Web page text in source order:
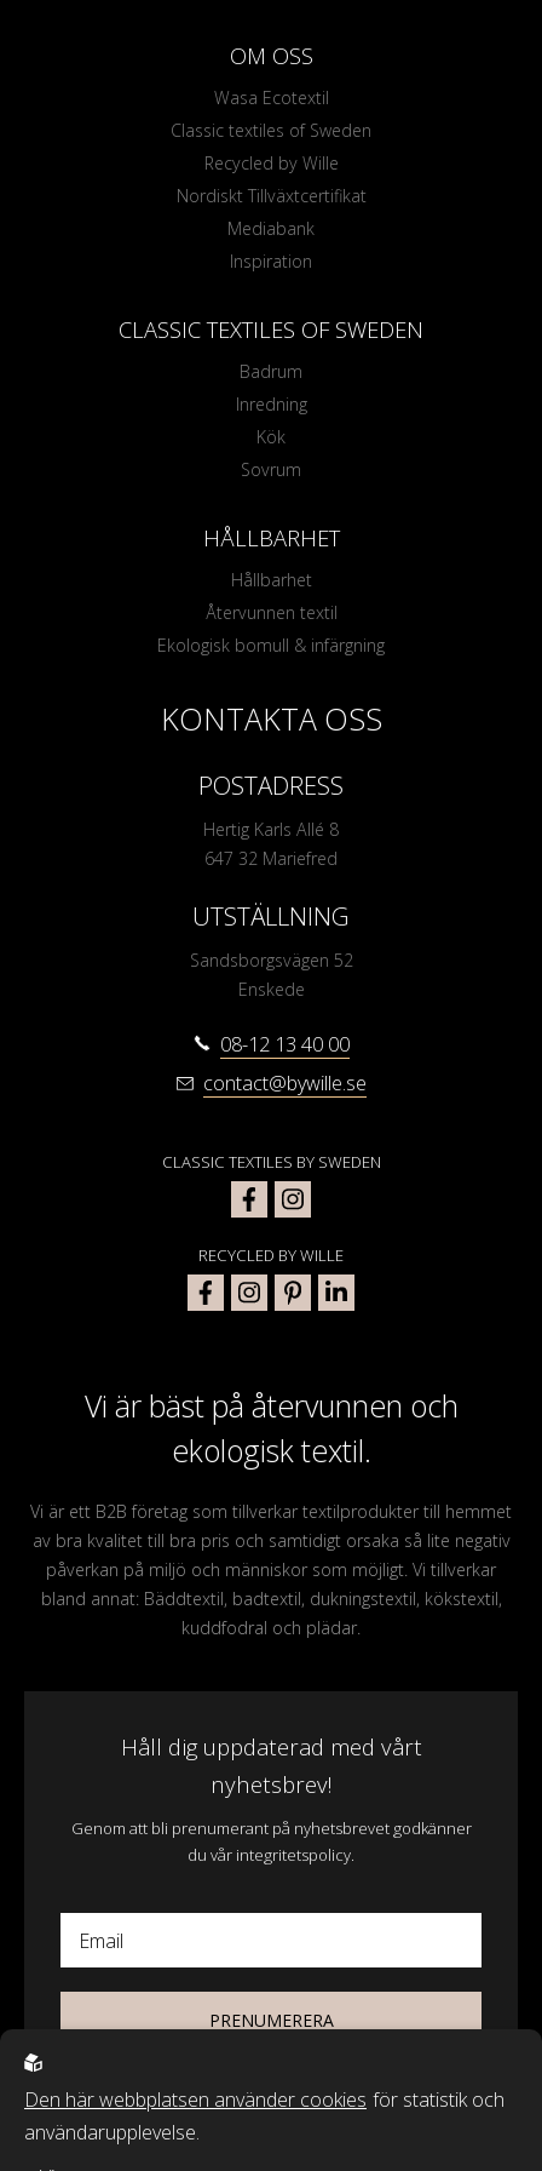
OM OSS
Wasa Ecotextil
Classic textiles of Sweden
Recycled by Wille
Nordiskt Tillväxtcertifikat
Mediabank
Inspiration
CLASSIC TEXTILES OF SWEDEN
Badrum
Inredning
Kök
Sovrum
HÅLLBARHET
Hållbarhet
Återvunnen textil
Ekologisk bomull & infärgning
Vi är bäst på återvunnen och
ekologisk textil.
Vi är ett B2B företag som tillverkar textilprodukter till hemmet
av bra kvalitet till bra pris och samtidigt orsaka så lite negativ
påverkan på miljö och människor som möjligt. Vi tillverkar
bland annat: Bäddtextil, badtextil, dukningstextil, kökstextil,
kuddfodral och plädar.
Håll dig uppdaterad med vårt
nyhetsbrev!
Genom att bli prenumerant på nyhetsbrevet godkänner
du vår integritetspolicy.
Email
PRENUMERERA
KONTAKTA OSS
POSTADRESS
Hertig Karls Allé 8
647 32 Mariefred
UTSTÄLLNING
Sandsborgsvägen 52
Enskede
08-12 13 40 00
contact@bywille.se
CLASSIC TEXTILES BY SWEDEN
RECYCLED BY WILLE
Den här webbplatsen använder cookies för statistik och
användarupplevelse.